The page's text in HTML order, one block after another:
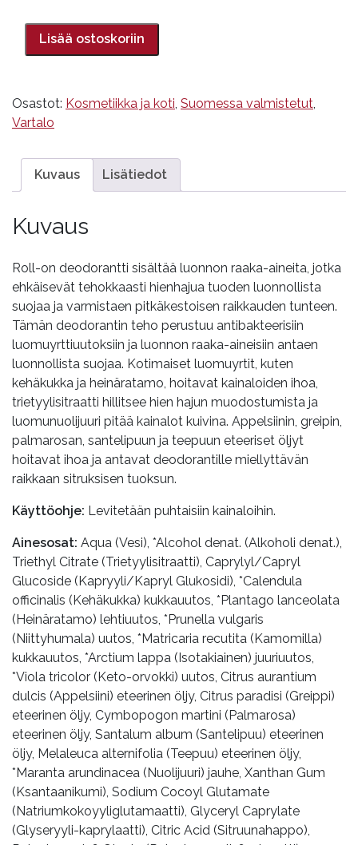
deodorantti
50ml
Lisää ostoskoriin
Osastot: Kosmetiikka ja koti Suomessa valmistetut
Vartalo
Kuvaus Lisätiedot
Kuvaus
Roll-on deodorantti sisältää luonnon raaka-aineita, jotka
ehkäisevät tehokkaasti hienhajua tuoden luonnollista
suojaa ja varmistaen pitkäkestoisen raikkauden tunteen.
Tämän deodorantin teho perustuu antibakteerisiin
luomuyrttiuutoksiin ja luonnon raaka-aineisiin antaen
luonnollista suojaa. Kotimaiset luomuyrtit, kuten
kehäkukka ja heinäratamo, hoitavat kainaloiden ihoa,
trietyylisitraatti hillitsee hien hajun muodostumista ja
luomunuolijuuri pitää kainalot kuivina. Appelsiinin, greipin,
palmarosan, santelipuun ja teepuun eteeriset öljyt
hoitavat ihoa ja antavat deodorantille miellyttävän
raikkaan sitruksisen tuoksun.
Käyttöohje: Levitetään puhtaisiin kainaloihin.
Ainesosat: Aqua (Vesi), *Alcohol denat. (Alkoholi denat.),
Triethyl Citrate (Trietyylisitraatti), Caprylyl/Capryl
Glucoside (Kapryyli/Kapryl Glukosidi), *Calendula
officinalis (Kehäkukka) kukkauutos, *Plantago lanceolata
(Heinäratamo) lehtiuutos, *Prunella vulgaris
(Niittyhumala) uutos, *Matricaria recutita (Kamomilla)
kukkauutos, *Arctium lappa (Isotakiainen) juuriuutos,
*Viola tricolor (Keto-orvokki) uutos, Citrus aurantium
dulcis (Appelsiini) eteerinen öljy, Citrus paradisi (Greippi)
eteerinen öljy, Cymbopogon martini (Palmarosa)
eteerinen öljy, Santalum album (Santelipuu) eteerinen
öljy, Melaleuca alternifolia (Teepuu) eteerinen öljy,
*Maranta arundinacea (Nuolijuuri) jauhe, Xanthan Gum
(Ksantaanikumi), Sodium Cocoyl Glutamate
(Natriumkokoyyliglutamaatti), Glyceryl Caprylate
(Glyseryyli-kaprylaatti), Citric Acid (Sitruunahappo),